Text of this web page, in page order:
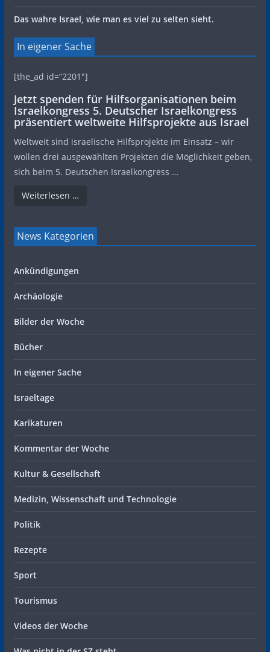
Das wahre Israel, wie man es viel zu selten sieht.
In eigener Sache
[the_ad id=“2201″]
Jetzt spenden für Hilfsorganisationen beim
Israelkongress 5. Deutscher Israelkongress
präsentiert weltweite Hilfsprojekte aus Israel
Weltweit sind israelische Hilfsprojekte im Einsatz – wir
wollen drei ausgewählten Projekten die Möglichkeit geben,
sich beim 5. Deutschen Israelkongress …
Weiterlesen …
News Kategorien
Ankündigungen
Archäologie
Bilder der Woche
Bücher
In eigener Sache
Israeltage
Karikaturen
Kommentar der Woche
Kultur & Gesellschaft
Medizin, Wissenschaft und Technologie
Politik
Rezepte
Sport
Tourismus
Videos der Woche